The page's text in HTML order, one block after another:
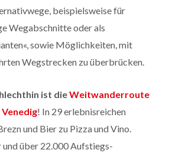
beispielsweise für
Wegabschnitte oder als
sowie Möglichkeiten, mit
Wegstrecken zu überbrücken.
ist dieWeitwanderroute
! In 29 erlebnisreichen
und Bier zu Pizza und Vino.
über 22.000 Aufstiegs-